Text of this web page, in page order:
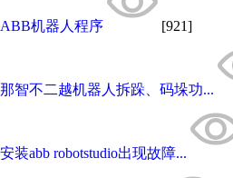
ABB机器人程序 [921]
那智不二越机器人拆跺、码垛功...
安装abb robotstudio出现故障...